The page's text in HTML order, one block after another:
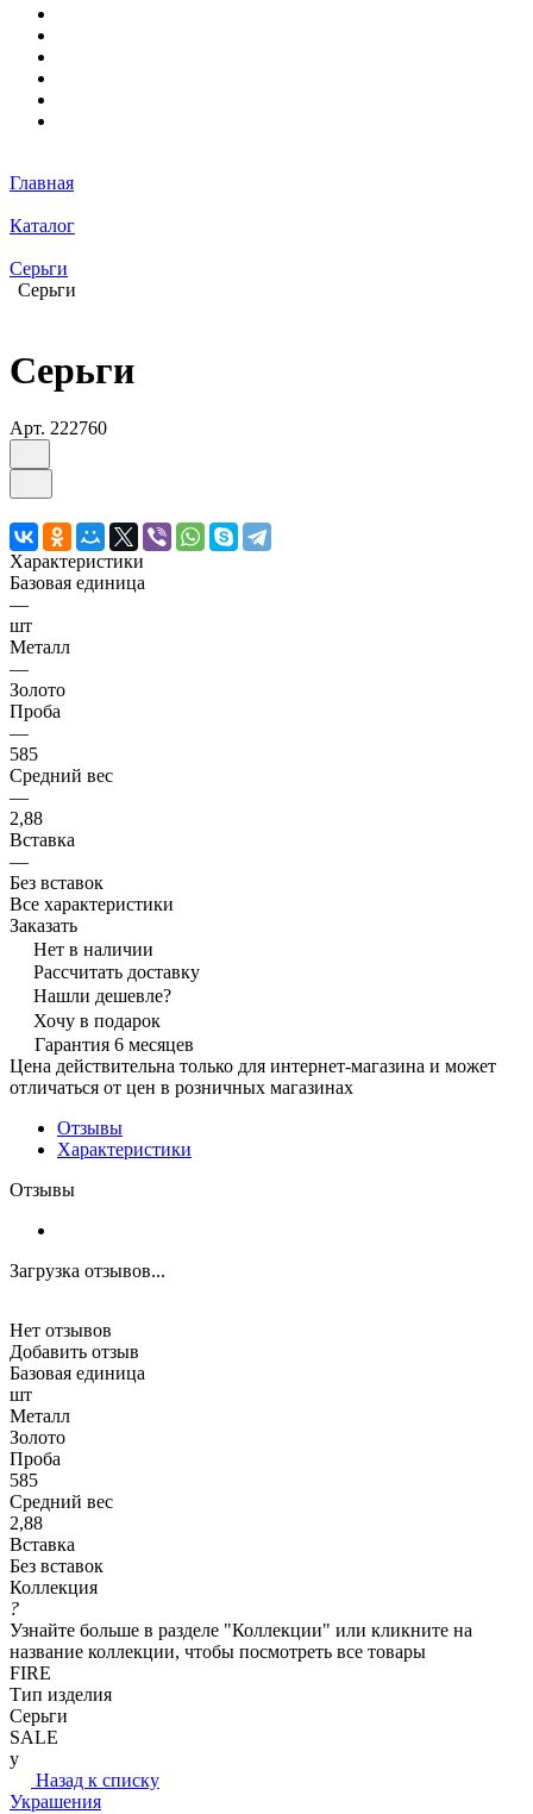
Главная
Каталог
Серьги
Серьги
Серьги
Арт. 222760
Характеристики
Базовая единица
—
шт
Металл
—
Золото
Проба
—
585
Средний вес
—
2,88
Вставка
—
Без вставок
Все характеристики
Заказать
Нет в наличии
Рассчитать доставку
Нашли дешевле?
Хочу в подарок
Гарантия 6 месяцев
Цена действительна только для интернет-магазина и может
отличаться от цен в розничных магазинах
Отзывы
Характеристики
Отзывы
Загрузка отзывов...
Нет отзывов
Добавить отзыв
Базовая единица
шт
Металл
Золото
Проба
585
Средний вес
2,88
Вставка
Без вставок
Коллекция
?
Узнайте больше в разделе "Коллекции" или кликните на
название коллекции, чтобы посмотреть все товары
FIRE
Тип изделия
Серьги
SALE
y
Назад к списку
Украшения